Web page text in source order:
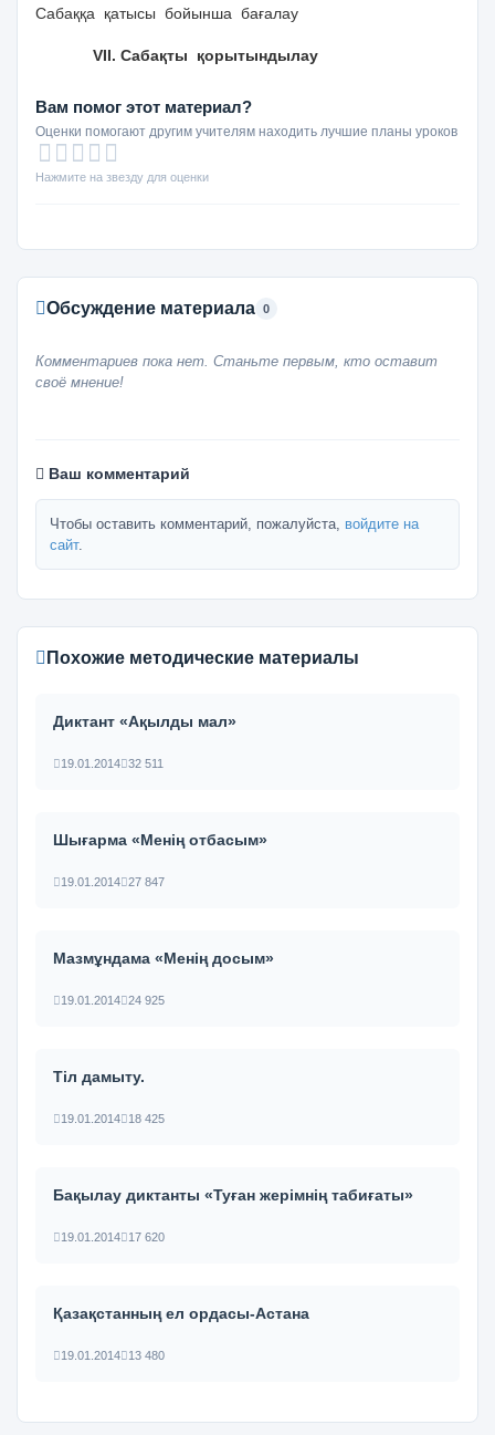
Сабаққа қатысы бойынша бағалау
VІІ. Сабақты қорытындылау
Вам помог этот материал?
Оценки помогают другим учителям находить лучшие планы уроков
Нажмите на звезду для оценки
Обсуждение материала 0
Комментариев пока нет. Станьте первым, кто оставит
своё мнение!
Ваш комментарий
Чтобы оставить комментарий, пожалуйста, войдите на
сайт.
Похожие методические материалы
Диктант «Ақылды мал»
19.01.2014 32 511
Шығарма «Менің отбасым»
19.01.2014 27 847
Мазмұндама «Менің досым»
19.01.2014 24 925
Тіл дамыту.
19.01.2014 18 425
Бақылау диктанты «Туған жерімнің табиғаты»
19.01.2014 17 620
Қазақстанның ел ордасы-Астана
19.01.2014 13 480